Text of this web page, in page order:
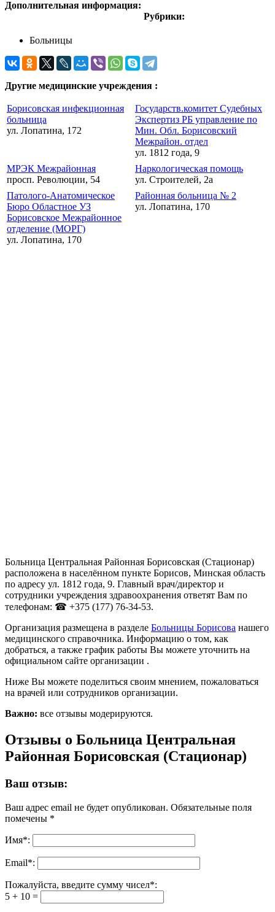
Дополнительная информация:
Рубрики:
Больницы
Другие медицинские учреждения :
Борисовская инфекционная
больница
ул. Лопатина, 172
Государств.комитет Судебных
Экспертиз РБ управление по
Мин. Обл. Борисовский
Межрайон. отдел
ул. 1812 года, 9
МРЭК Межрайонная
просп. Революции, 54
Наркологическая помощь
ул. Строителей, 2а
Патолого-Анатомическое
Бюро Областное УЗ
Борисовское Межрайонное
отделение (МОРГ)
ул. Лопатина, 170
Районная больница № 2
ул. Лопатина, 170
Больница Центральная Районная Борисовская (Стационар)
расположена в населённом пункте Борисов, Минская область
по адресу ул. 1812 года, 9. Главный врач/директор и
сотрудники учреждения здравоохранения ответят Вам по
телефонам: ☎ +375 (177) 76-34-53.
Организация размещена в разделе Больницы Борисова нашего
медицинского справочника. Информацию о том, как
добраться, а также график работы Вы можете уточнить на
официальном сайте организации .
Ниже Вы можете поделиться своим мнением, пожаловаться
на врачей или сотрудников организации.
Важно: все отзывы модерируются.
Отзывы о Больница Центральная
Районная Борисовская (Стационар)
Ваш отзыв:
Ваш адрес email не будет опубликован. Обязательные поля
помечены *
Имя*:
Email*:
Пожалуйста, введите сумму чисел*:
5 + 10 =